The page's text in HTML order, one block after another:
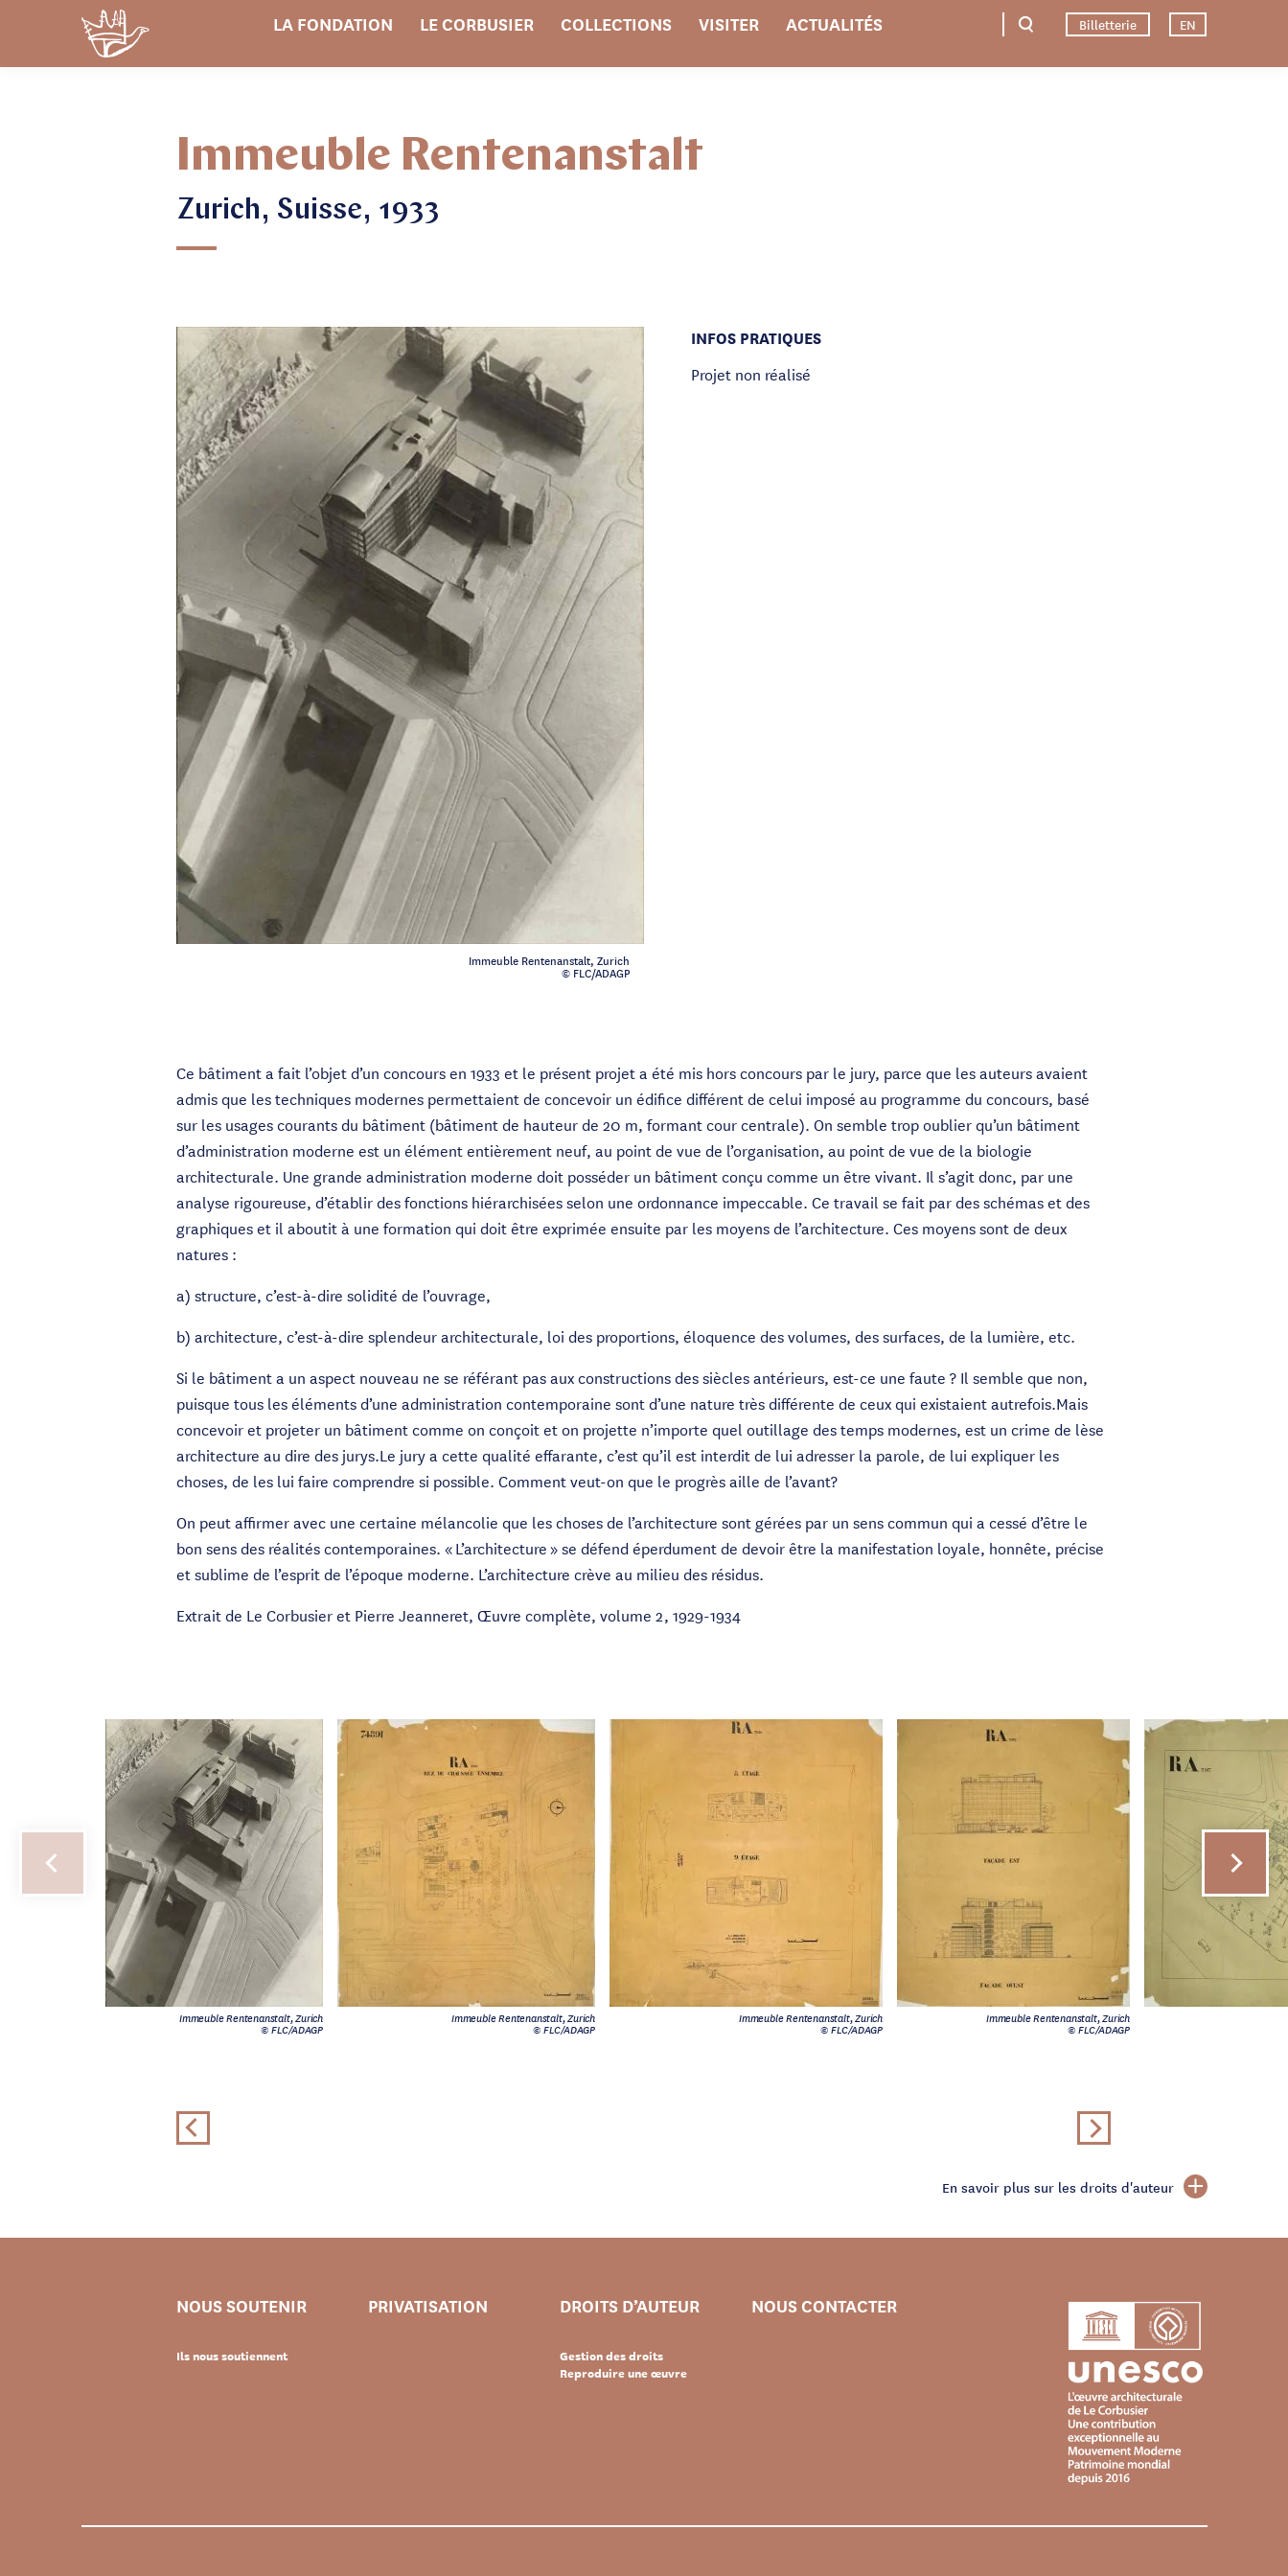
LA FONDATION LE CORBUSIER COLLECTIONS VISITER ACTUALITÉS Billetterie EN
Immeuble Rentenanstalt
Zurich, Suisse, 1933
Immeuble Rentenanstalt, Zurich
© FLC/ADAGP
INFOS PRATIQUES
Projet non réalisé
Ce bâtiment a fait l’objet d’un concours en 1933 et le présent projet a été mis hors concours par le jury, parce que les auteurs avaient
admis que les techniques modernes permettaient de concevoir un édifice différent de celui imposé au programme du concours, basé
sur les usages courants du bâtiment (bâtiment de hauteur de 20 m, formant cour centrale). On semble trop oublier qu’un bâtiment
d’administration moderne est un élément entièrement neuf, au point de vue de l’organisation, au point de vue de la biologie
architecturale. Une grande administration moderne doit posséder un bâtiment conçu comme un être vivant. Il s’agit donc, par une
analyse rigoureuse, d’établir des fonctions hiérarchisées selon une ordonnance impeccable. Ce travail se fait par des schémas et des
graphiques et il aboutit à une formation qui doit être exprimée ensuite par les moyens de l’architecture. Ces moyens sont de deux
natures :
a) structure, c’est-à-dire solidité de l’ouvrage,
b) architecture, c’est-à-dire splendeur architecturale, loi des proportions, éloquence des volumes, des surfaces, de la lumière, etc.
Si le bâtiment a un aspect nouveau ne se référant pas aux constructions des siècles antérieurs, est-ce une faute ? Il semble que non,
puisque tous les éléments d’une administration contemporaine sont d’une nature très différente de ceux qui existaient autrefois.Mais
concevoir et projeter un bâtiment comme on conçoit et on projette n’importe quel outillage des temps modernes, est un crime de lèse
architecture au dire des jurys.Le jury a cette qualité effarante, c’est qu’il est interdit de lui adresser la parole, de lui expliquer les
choses, de les lui faire comprendre si possible. Comment veut-on que le progrès aille de l’avant?
On peut affirmer avec une certaine mélancolie que les choses de l’architecture sont gérées par un sens commun qui a cessé d’être le
bon sens des réalités contemporaines. « L’architecture » se défend éperdument de devoir être la manifestation loyale, honnête, précise
et sublime de l’esprit de l’époque moderne. L’architecture crève au milieu des résidus.
Extrait de Le Corbusier et Pierre Jeanneret, Œuvre complète, volume 2, 1929-1934
Immeuble Rentenanstalt, Zurich
© FLC/ADAGP
Immeuble Rentenanstalt, Zurich
© FLC/ADAGP
Immeuble Rentenanstalt, Zurich
© FLC/ADAGP
Immeuble Rentenanstalt, Zurich
© FLC/ADAGP
En savoir plus sur les droits d'auteur
NOUS SOUTENIR
Ils nous soutiennent
PRIVATISATION DROITS D’AUTEUR
Gestion des droits
Reproduire une œuvre
NOUS CONTACTER